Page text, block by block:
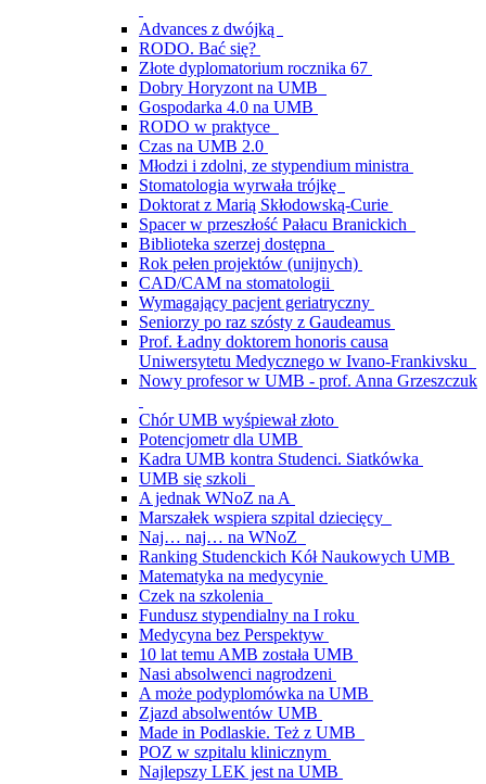
Advances z dwójką
RODO. Bać się?
Złote dyplomatorium rocznika 67
Dobry Horyzont na UMB
Gospodarka 4.0 na UMB
RODO w praktyce
Czas na UMB 2.0
Młodzi i zdolni, ze stypendium ministra
Stomatologia wyrwała trójkę
Doktorat z Marią Skłodowską-Curie
Spacer w przeszłość Pałacu Branickich
Biblioteka szerzej dostępna
Rok pełen projektów (unijnych)
CAD/CAM na stomatologii
Wymagający pacjent geriatryczny
Seniorzy po raz szósty z Gaudeamus
Prof. Ładny doktorem honoris causa
Uniwersytetu Medycznego w Ivano-Frankivsku
Nowy profesor w UMB - prof. Anna Grzeszczuk
Chór UMB wyśpiewał złoto
Potencjometr dla UMB
Kadra UMB kontra Studenci. Siatkówka
UMB się szkoli
A jednak WNoZ na A
Marszałek wspiera szpital dziecięcy
Naj… naj… na WNoZ
Ranking Studenckich Kół Naukowych UMB
Matematyka na medycynie
Czek na szkolenia
Fundusz stypendialny na I roku
Medycyna bez Perspektyw
10 lat temu AMB została UMB
Nasi absolwenci nagrodzeni
A może podyplomówka na UMB
Zjazd absolwentów UMB
Made in Podlaskie. Też z UMB
POZ w szpitalu klinicznym
Najlepszy LEK jest na UMB